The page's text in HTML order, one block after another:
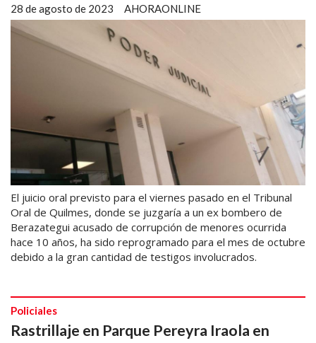
AHORAONLINE
28 de agosto de 2023
El juicio oral previsto para el viernes pasado en el Tribunal
Oral de Quilmes, donde se juzgaría a un ex bombero de
Berazategui acusado de corrupción de menores ocurrida
hace 10 años, ha sido reprogramado para el mes de octubre
debido a la gran cantidad de testigos involucrados.
Rastrillaje en Parque Pereyra Iraola en
Policiales